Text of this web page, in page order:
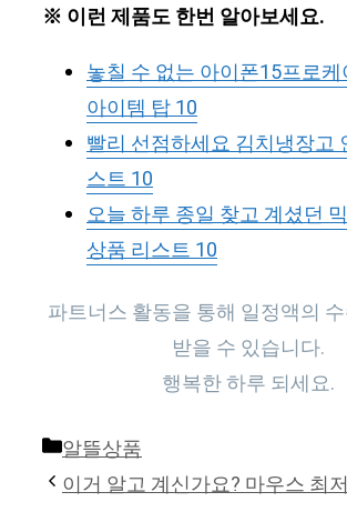
※ 이런 제품도 한번 알아보세요.
놓칠 수 없는 아이폰15프로
아이템 탑 10
빨리 선점하세요 김치냉장고
스트 10
오늘 하루 종일 찾고 계셨던
상품 리스트 10
파트너스 활동을 통해 일정액의
받을 수 있습니다.
행복한 하루 되세요.
Categories
알뜰상품
이거 알고 계신가요? 마우스 최